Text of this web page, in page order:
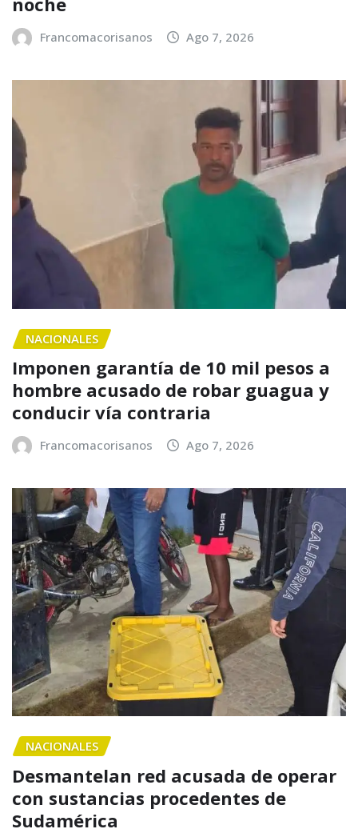
Francomacorisanos Ago 7, 2026
NACIONALES
Imponen garantía de 10 mil pesos a
hombre acusado de robar guagua y
conducir vía contraria
Francomacorisanos Ago 7, 2026
NACIONALES
Desmantelan red acusada de operar
con sustancias procedentes de
Sudamérica